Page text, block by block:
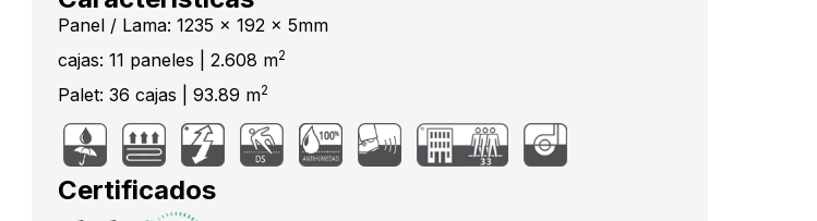
Panel / Lama: 1235 x 192 x 5mm
cajas: 11 paneles | 2.608 m2
Palet: 36 cajas | 93.89 m2
Certificados